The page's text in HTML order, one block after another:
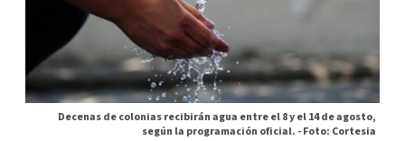
Decenas de colonias recibirán agua entre el 8 y el 14 de agosto,
según la programación oficial. -Foto: Cortesia